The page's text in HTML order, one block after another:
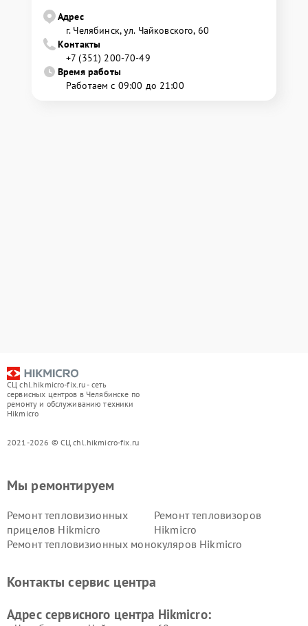
Адрес
г. Челябинск, ул. Чайковского, 60
Контакты
+7 (351) 200-70-49
Время работы
Работаем с 09:00 до 21:00
СЦ chl.hikmicro-fix.ru - сеть
сервисных центров в Челябинске по
ремонту и обслуживанию техники
Hikmicro
2021-2026 © СЦ chl.hikmicro-fix.ru
Мы ремонтируем
Ремонт тепловизионных
прицелов Hikmicro
Ремонт тепловизоров
Hikmicro
Ремонт тепловизионных монокуляров Hikmicro
Контакты сервис центра
Адрес сервисного центра Hikmicro: